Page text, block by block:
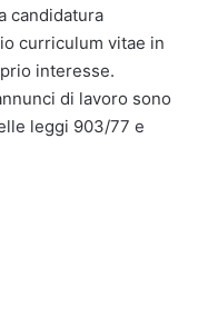
candidatura
curriculum vitae in
interesse.
di lavoro sono
leggi 903/77 e